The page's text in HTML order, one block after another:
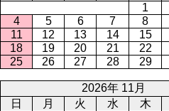
1
4
5 6 7 8
11
12 13 14 15
18
19 20 21 22
25
26 27 28 29
2026年 11月
日
月 火 水 木